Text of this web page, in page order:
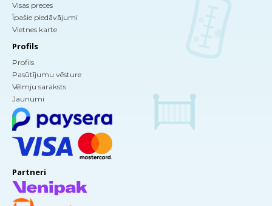
Visas preces
Īpašie piedāvājumi
Vietnes karte
Profils
Profils
Pasūtījumu vēsture
Vēlmju saraksts
Jaunumi
Partneri